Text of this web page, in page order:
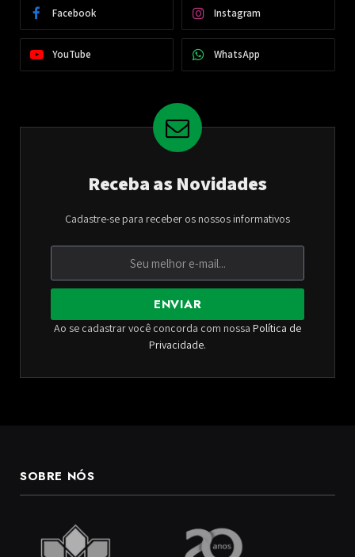
Facebook Instagram
YouTube WhatsApp
Receba as Novidades
Cadastre-se para receber os nossos informativos
ENVIAR
Ao se cadastrar você concorda com nossa Política de
Privacidade.
SOBRE NÓS